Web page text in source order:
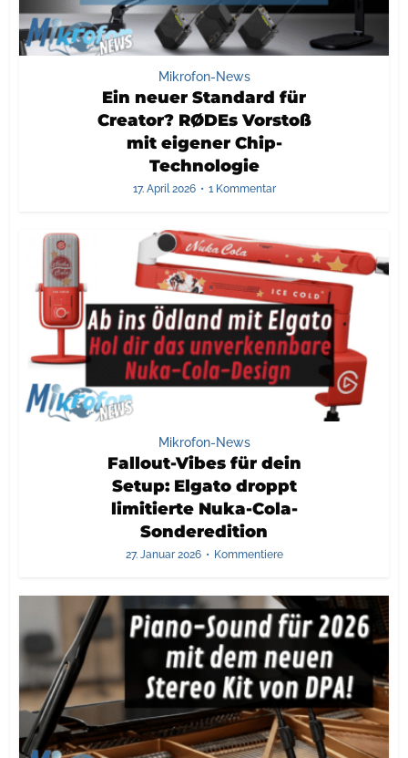
Mikrofon-News
Ein neuer Standard für
Creator? RØDEs Vorstoß
mit eigener Chip-
Technologie
17. April 2026 1 Kommentar
Mikrofon-News
Fallout-Vibes für dein
Setup: Elgato droppt
limitierte Nuka-Cola-
Sonderedition
27. Januar 2026 Kommentiere